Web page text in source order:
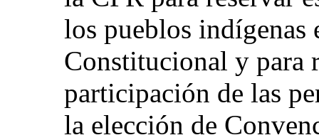
los pueblos indígenas
Constitucional y para
participación de las
la elección de